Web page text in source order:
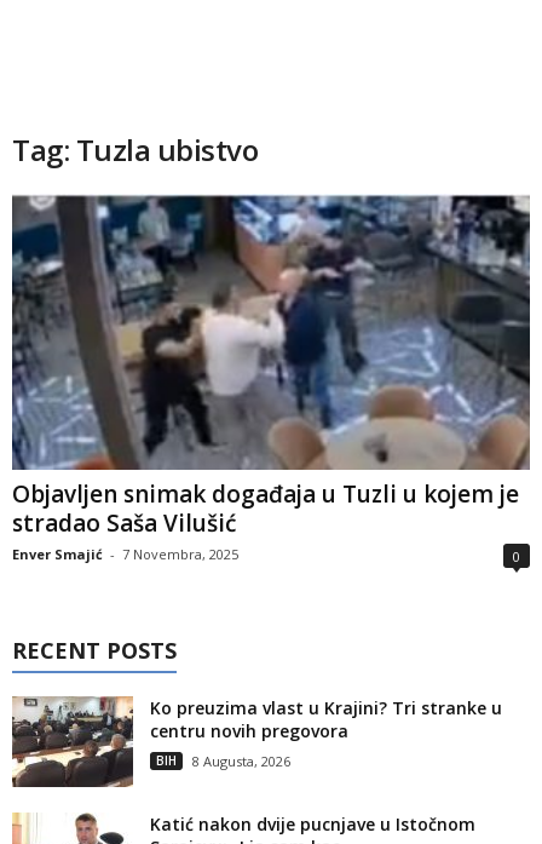
Tag: Tuzla ubistvo
Objavljen snimak događaja u Tuzli u kojem je
stradao Saša Vilušić
Enver Smajić - 7 Novembra, 2025 0
RECENT POSTS
Ko preuzima vlast u Krajini? Tri stranke u
centru novih pregovora
BIH 8 Augusta, 2026
Katić nakon dvije pucnjave u Istočnom